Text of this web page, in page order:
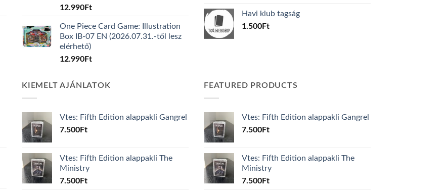
12.990Ft
One Piece Card Game: Illustration
Box IB-07 EN (2026.07.31.-től lesz
elérhető)
12.990Ft
600Ft.100Ft.
Havi klub tagság
1.500Ft
KIEMELT AJÁNLATOK
Vtes: Fifth Edition alappakli Gangrel
7.500Ft
Vtes: Fifth Edition alappakli The
Ministry
7.500Ft
FEATURED PRODUCTS
Vtes: Fifth Edition alappakli Gangrel
7.500Ft
Vtes: Fifth Edition alappakli The
Ministry
7.500Ft